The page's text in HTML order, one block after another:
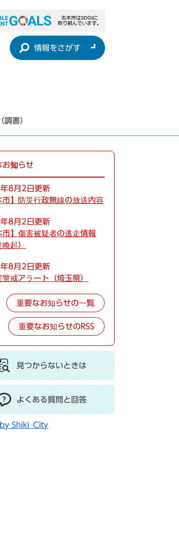
情報をさがす
書）
お知らせ
8月2日更新
市】防災行政無線の放送内容
8月2日更新
市】傷害被疑者の逃走情報
喚起）
8月2日更新
戒アラート（埼玉県）
重要なお知らせの一覧
重要なお知らせのRSS
見つからないときは
よくある質問と回答
Shiki_City